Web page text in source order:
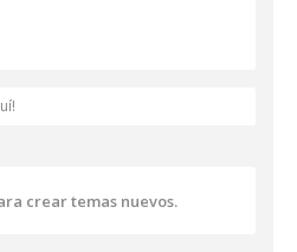
crear temas nuevos.